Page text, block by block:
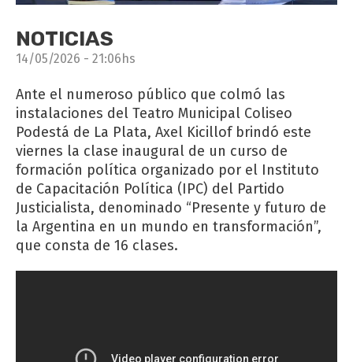
NOTICIAS
14/05/2026 - 21:06hs
Ante el numeroso público que colmó las
instalaciones del Teatro Municipal Coliseo
Podestá de La Plata, Axel Kicillof brindó este
viernes la clase inaugural de un curso de
formación política organizado por el Instituto
de Capacitación Política (IPC) del Partido
Justicialista, denominado “Presente y futuro de
la Argentina en un mundo en transformación”,
que consta de 16 clases.